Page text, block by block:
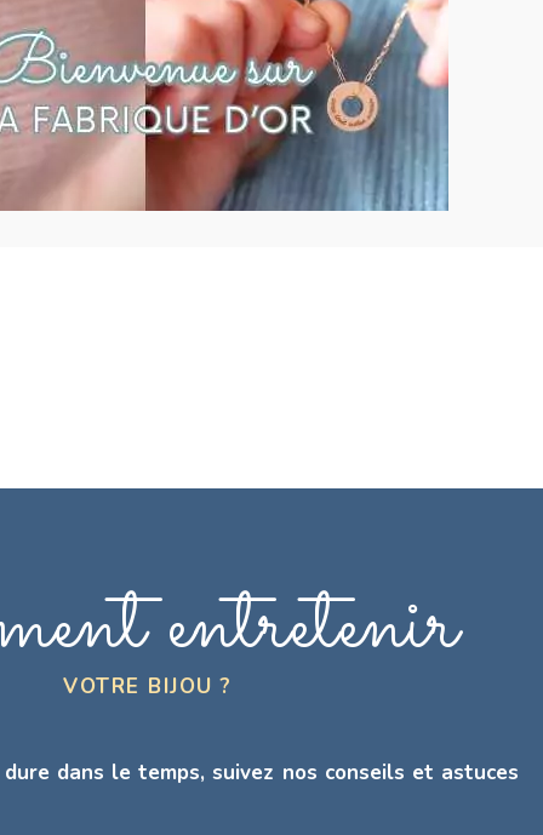
entretenir
VOTRE BIJOU ?
dans le temps, suivez nos conseils et astuces